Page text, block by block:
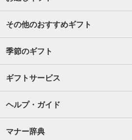
その他のおすすめギフト
季節のギフト
ギフトサービス
ヘルプ・ガイド
マナー辞典